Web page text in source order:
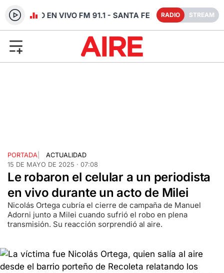
RADIO EN VIVO FM 91.1 - SANTA FE RADIO STREAM
PORTADA
ACTUALIDAD
15 DE MAYO DE 2025 · 07:08
Le robaron el celular a un periodista
en vivo durante un acto de Milei
Nicolás Ortega cubría el cierre de campaña de Manuel
Adorni junto a Milei cuando sufrió el robo en plena
transmisión. Su reacción sorprendió al aire.